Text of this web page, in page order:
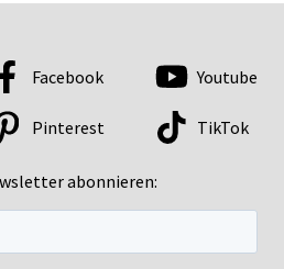
abonnieren:
Facebook Youtube
Pinterest TikTok